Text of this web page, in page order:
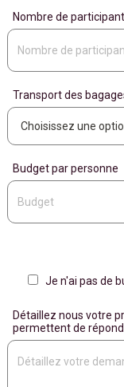
Nombre de
Transport des
Budget par personne
Je n'ai pas de
Détaillez nous votre
permettent de